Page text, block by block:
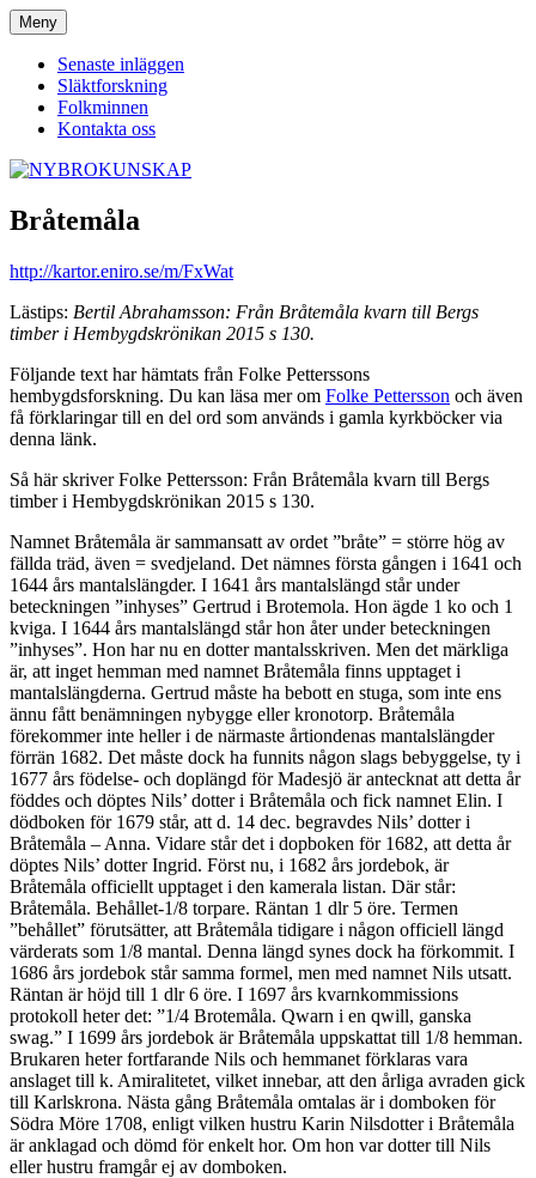
Hoppa
till
innehåll
NYBROKUNSKAP
Meny
Senaste inläggen
Släktforskning
Folkminnen
Kontakta oss
Bråtemåla
http://kartor.eniro.se/m/FxWat
Lästips: Bertil Abrahamsson: Från Bråtemåla kvarn till Bergs
timber i Hembygdskrönikan 2015 s 130.
Följande text har hämtats från Folke Petterssons
hembygdsforskning. Du kan läsa mer om Folke Pettersson och även
få förklaringar till en del ord som används i gamla kyrkböcker via
denna länk.
Så här skriver Folke Pettersson: Från Bråtemåla kvarn till Bergs
timber i Hembygdskrönikan 2015 s 130.
Namnet Bråtemåla är sammansatt av ordet ”bråte” = större hög av
fällda träd, även = svedjeland. Det nämnes första gången i 1641 och
1644 års mantalslängder. I 1641 års mantalslängd står under
beteckningen ”inhyses” Gertrud i Brotemola. Hon ägde 1 ko och 1
kviga. I 1644 års mantalslängd står hon åter under beteckningen
”inhyses”. Hon har nu en dotter mantalsskriven. Men det märkliga
är, att inget hemman med namnet Bråtemåla finns upptaget i
mantalslängderna. Gertrud måste ha bebott en stuga, som inte ens
ännu fått benämningen nybygge eller kronotorp. Bråtemåla
förekommer inte heller i de närmaste årtiondenas mantalslängder
förrän 1682. Det måste dock ha funnits någon slags bebyggelse, ty i
1677 års födelse- och doplängd för Madesjö är antecknat att detta år
föddes och döptes Nils’ dotter i Bråtemåla och fick namnet Elin. I
dödboken för 1679 står, att d. 14 dec. begravdes Nils’ dotter i
Bråtemåla – Anna. Vidare står det i dopboken för 1682, att detta år
döptes Nils’ dotter Ingrid. Först nu, i 1682 års jordebok, är
Bråtemåla officiellt upptaget i den kamerala listan. Där står:
Bråtemåla. Behållet-1/8 torpare. Räntan 1 dlr 5 öre. Termen
”behållet” förutsätter, att Bråtemåla tidigare i någon officiell längd
värderats som 1/8 mantal. Denna längd synes dock ha förkommit. I
1686 års jordebok står samma formel, men med namnet Nils utsatt.
Räntan är höjd till 1 dlr 6 öre. I 1697 års kvarnkommissions
protokoll heter det: ”1/4 Brotemåla. Qwarn i en qwill, ganska
swag.” I 1699 års jordebok är Bråtemåla uppskattat till 1/8 hemman.
Brukaren heter fortfarande Nils och hemmanet förklaras vara
anslaget till k. Amiralitetet, vilket innebar, att den årliga avraden gick
till Karlskrona. Nästa gång Bråtemåla omtalas är i domboken för
Södra Möre 1708, enligt vilken hustru Karin Nilsdotter i Bråtemåla
är anklagad och dömd för enkelt hor. Om hon var dotter till Nils
eller hustru framgår ej av domboken.